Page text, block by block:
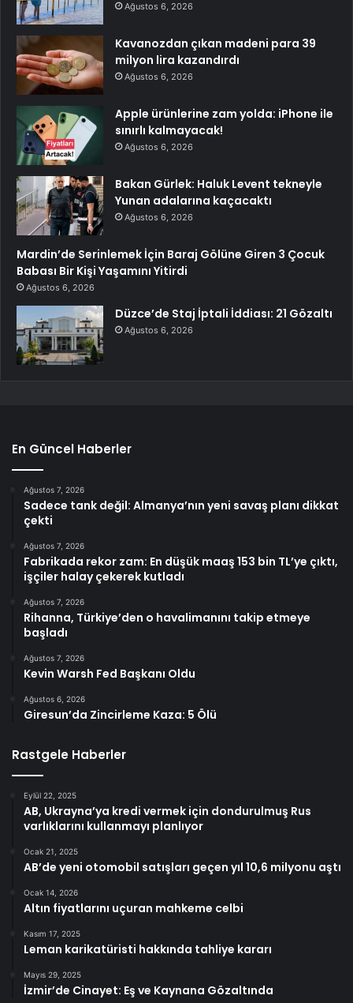
Ağustos 6, 2026
Kavanozdan çıkan madeni para 39
milyon lira kazandırdı
Ağustos 6, 2026
Apple ürünlerine zam yolda: iPhone ile
sınırlı kalmayacak!
Ağustos 6, 2026
Bakan Gürlek: Haluk Levent tekneyle
Yunan adalarına kaçacaktı
Ağustos 6, 2026
Mardin’de Serinlemek İçin Baraj Gölüne Giren 3 Çocuk
Babası Bir Kişi Yaşamını Yitirdi
Ağustos 6, 2026
Düzce’de Staj İptali İddiası: 21 Gözaltı
Ağustos 6, 2026
En Güncel Haberler
Ağustos 7, 2026
Sadece tank değil: Almanya’nın yeni savaş planı dikkat
çekti
Ağustos 7, 2026
Fabrikada rekor zam: En düşük maaş 153 bin TL’ye çıktı,
işçiler halay çekerek kutladı
Ağustos 7, 2026
Rihanna, Türkiye’den o havalimanını takip etmeye
başladı
Ağustos 7, 2026
Kevin Warsh Fed Başkanı Oldu
Ağustos 6, 2026
Giresun’da Zincirleme Kaza: 5 Ölü
Rastgele Haberler
Eylül 22, 2025
AB, Ukrayna’ya kredi vermek için dondurulmuş Rus
varlıklarını kullanmayı planlıyor
Ocak 21, 2025
AB’de yeni otomobil satışları geçen yıl 10,6 milyonu aştı
Ocak 14, 2026
Altın fiyatlarını uçuran mahkeme celbi
Kasım 17, 2025
Leman karikatüristi hakkında tahliye kararı
Mayıs 29, 2025
İzmir’de Cinayet: Eş ve Kaynana Gözaltında